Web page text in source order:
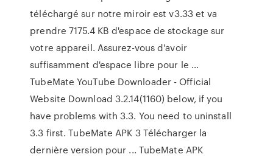
téléchargé sur notre miroir est v3.33 et va
prendre 7175.4 KB d'espace de stockage sur
votre appareil. Assurez-vous d'avoir
suffisamment d'espace libre pour le …
TubeMate YouTube Downloader - Official
Website Download 3.2.14(1160) below, if you
have problems with 3.3. You need to uninstall
3.3 first. TubeMate APK 3 Télécharger la
dernière version pour ... TubeMate APK